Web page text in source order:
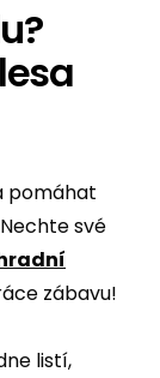
pomáhat
své
zábavu!
listí,